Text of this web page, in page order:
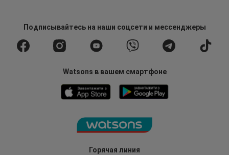
Горячая линия
Подписывайтесьна наши соцсети и мессенджеры
Watsons в вашем смартфоне